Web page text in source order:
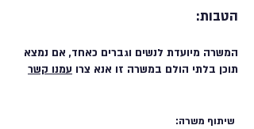
הטבות:
המשרה מיועדת לנשים וגברים כאחד, אם נמצא
תוכן בלתי הולם במשרה זו אנא צרו עמנו קשר
שיתוף משרה: